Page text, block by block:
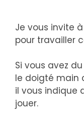
Je vous invite
pour travailler
Si vous avez
le doigté main
il vous indique
jouer.